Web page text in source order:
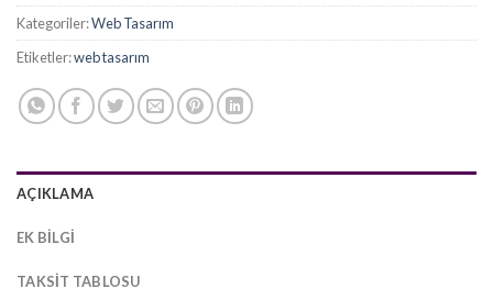
Kategoriler:Web Tasarım
Etiketler:web tasarım
AÇIKLAMA
EK BILGI
TAKSIT TABLOSU